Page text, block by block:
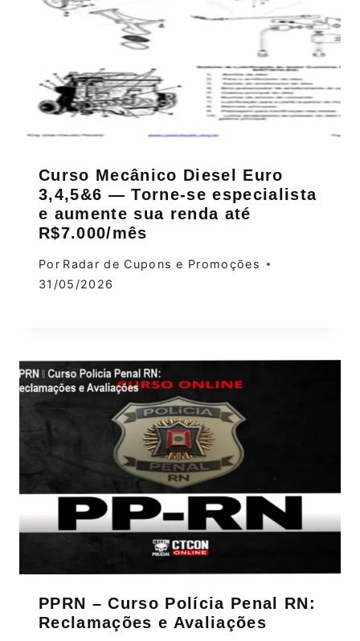
Curso Mecânico Diesel Euro
3,4,5&6 — Torne-se especialista
e aumente sua renda até
R$7.000/mês
Por Radar de Cupons e Promoções
31/05/2026
PPRN – Curso Polícia Penal RN:
Reclamações e Avaliações